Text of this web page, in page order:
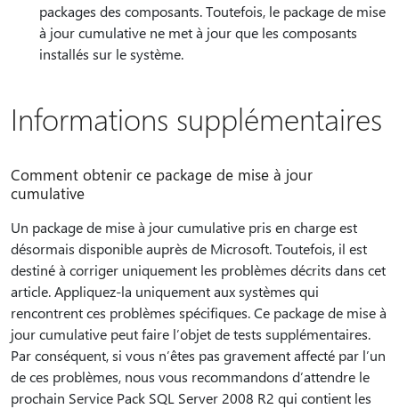
packages des composants. Toutefois, le package de mise
à jour cumulative ne met à jour que les composants
installés sur le système.
Informations supplémentaires
Comment obtenir ce package de mise à jour
cumulative
Un package de mise à jour cumulative pris en charge est
désormais disponible auprès de Microsoft. Toutefois, il est
destiné à corriger uniquement les problèmes décrits dans cet
article. Appliquez-la uniquement aux systèmes qui
rencontrent ces problèmes spécifiques. Ce package de mise à
jour cumulative peut faire l’objet de tests supplémentaires.
Par conséquent, si vous n’êtes pas gravement affecté par l’un
de ces problèmes, nous vous recommandons d’attendre le
prochain Service Pack SQL Server 2008 R2 qui contient les